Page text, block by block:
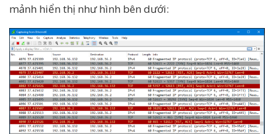
mảnh hiển thị như hình bên dưới: